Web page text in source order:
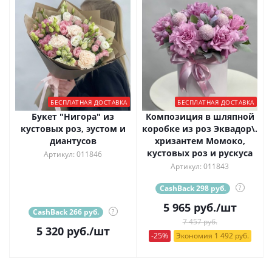
БЕСПЛАТНАЯ ДОСТАВКА
Букет "Нигора" из
кустовых роз, эустом и
диантусов
Артикул: 011846
CashBack 266 руб. ?
5 320руб./шт
БЕСПЛАТНАЯ ДОСТАВКА
Композиция в шляпной
коробке из роз Эквадор\.
хризантем Момоко,
кустовых роз и рускуса
Артикул: 011843
CashBack 298 руб. ?
5 965руб./шт
7 457 руб.
-25%
Экономия 1 492 руб.